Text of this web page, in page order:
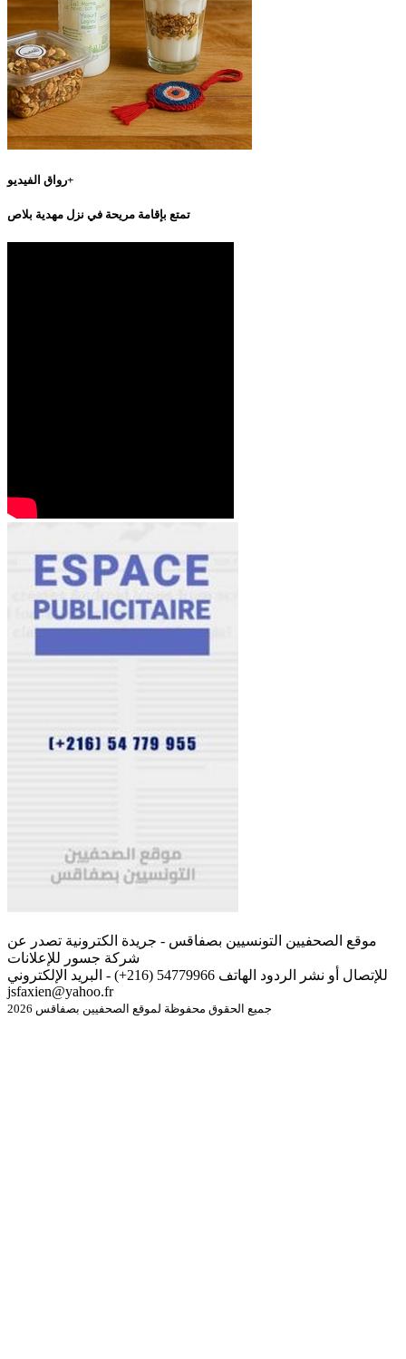
رواق الفيديو+
تمتع بإقامة مريحة في نزل مهدية بلاص
موقع الصحفيين التونسيين بصفاقس - جريدة الكترونية تصدر عن
شركة جسور للإعلانات
للإتصال أو نشر الردود الهاتف 54779966 (216+) - البريد الإلكتروني
jsfaxien@yahoo.fr
جميع الحقوق محفوظة لموقع الصحفيين بصفاقس 2026